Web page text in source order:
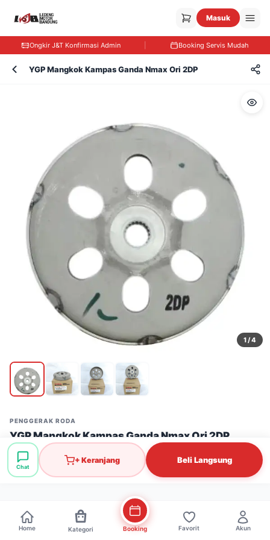
Masuk
Ongkir J&T Konfirmasi Admin Booking Servis Mudah
YGP Mangkok Kampas Ganda Nmax Ori 2DP
1/ 4
PENGGERAK RODA
YGP Mangkok Kampas Ganda Nmax Ori 2DP
Stok: 7 pcs
Rp142.000
Chat
+ Keranjang Beli Langsung
Home Kategori Booking Favorit Akun